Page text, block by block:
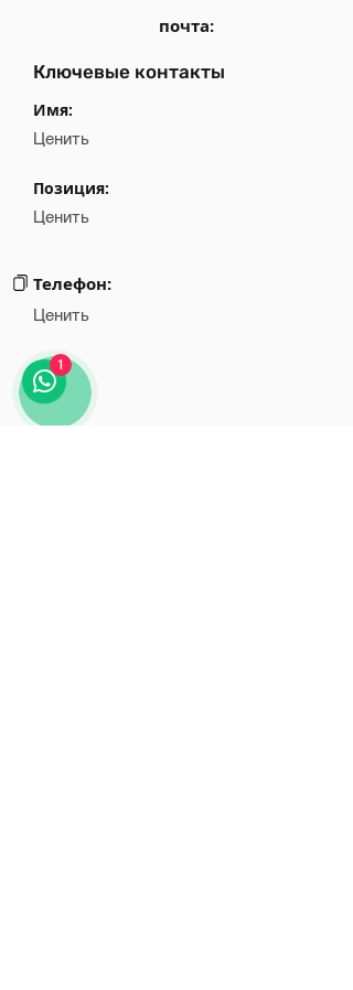
почта:
Ключевые контакты
Имя:
Ценить
Позиция:
Ценить
Телефон:
Ценить
1